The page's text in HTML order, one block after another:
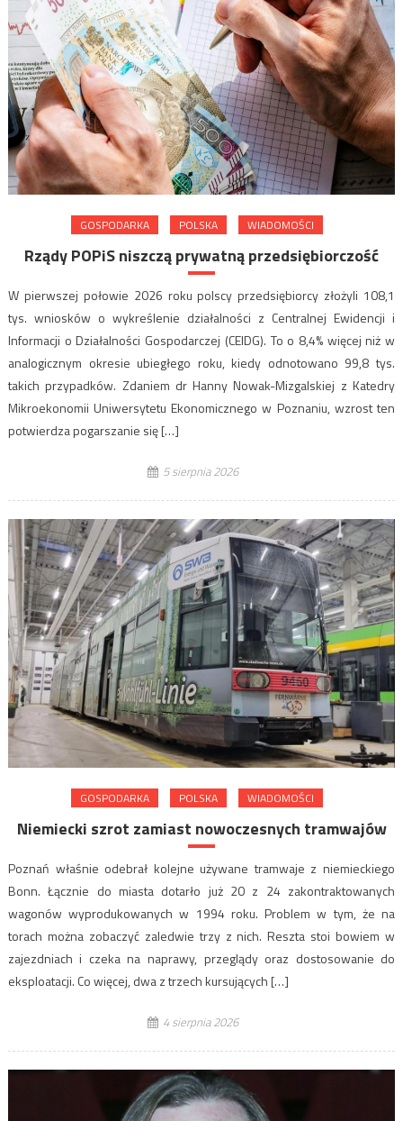
GOSPODARKA POLSKA WIADOMOŚCI
Rządy POPiS niszczą prywatną przedsiębiorczość
W pierwszej połowie 2026 roku polscy przedsiębiorcy złożyli 108,1
tys. wniosków o wykreślenie działalności z Centralnej Ewidencji i
Informacji o Działalności Gospodarczej (CEIDG). To o 8,4% więcej niż w
analogicznym okresie ubiegłego roku, kiedy odnotowano 99,8 tys.
takich przypadków. Zdaniem dr Hanny Nowak-Mizgalskiej z Katedry
Mikroekonomii Uniwersytetu Ekonomicznego w Poznaniu, wzrost ten
potwierdza pogarszanie się […]
5 sierpnia 2026
GOSPODARKA POLSKA WIADOMOŚCI
Niemiecki szrot zamiast nowoczesnych tramwajów
Poznań właśnie odebrał kolejne używane tramwaje z niemieckiego
Bonn. Łącznie do miasta dotarło już 20 z 24 zakontraktowanych
wagonów wyprodukowanych w 1994 roku. Problem w tym, że na
torach można zobaczyć zaledwie trzy z nich. Reszta stoi bowiem w
zajezdniach i czeka na naprawy, przeglądy oraz dostosowanie do
eksploatacji. Co więcej, dwa z trzech kursujących […]
4 sierpnia 2026